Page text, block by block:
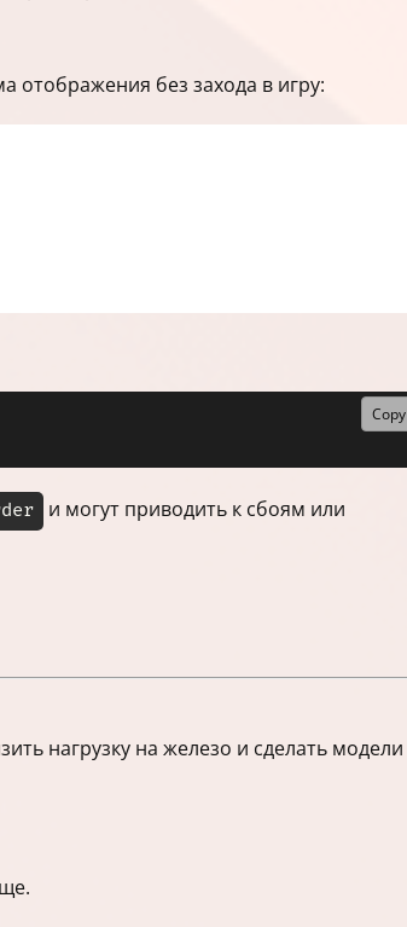
отображения без захода в игру:
Copy
и могут приводить к сбоям или
нагрузку на железо и сделать модели